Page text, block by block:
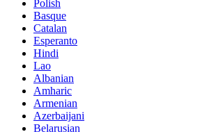
Polish
Basque
Catalan
Esperanto
Hindi
Lao
Albanian
Amharic
Armenian
Azerbaijani
Belarusian